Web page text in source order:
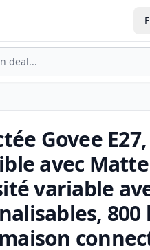
Govee
avec
variable
800